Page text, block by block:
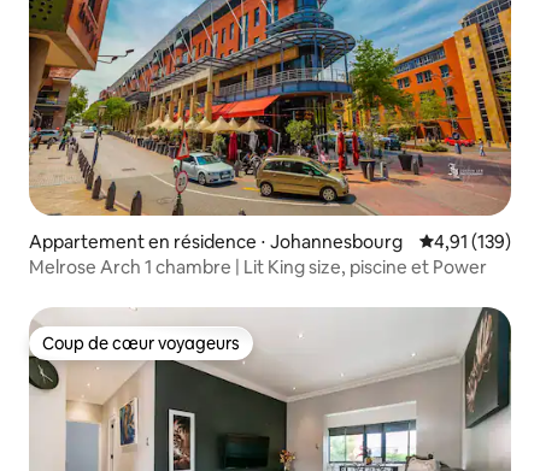
Appartement en résidence ⋅ Johannesbourg Évaluation
4,91 (139)
Melrose Arch 1 chambre | Lit King size, piscine et Power
Coup de cœur voyageurs
Coup de cœur voyageurs